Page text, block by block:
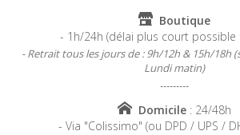
Boutique
- 1h/24h (délai plus court possible
- Retrait tous les jours de : 9h/12h & 15h/18h
Lundi matin)
---------
Domicile: 24/48h
- Via "Colissimo" (ou DPD / UPS /